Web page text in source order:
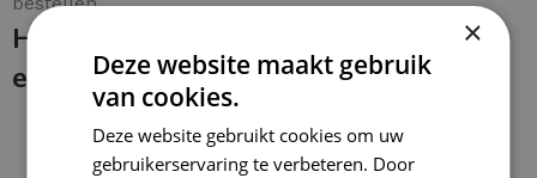
Hoe breng je de betonlook egaline
en coating aan:
×
Deze website maakt gebruik
van cookies.
Deze website gebruikt cookies om uw
gebruikerservaring te verbeteren. Door